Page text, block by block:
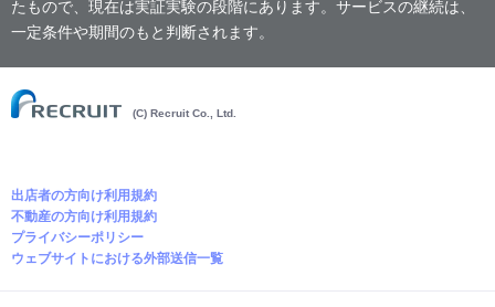
たもので、現在は実証実験の段階にあります。サービスの継続は、
一定条件や期間のもと判断されます。
(C) Recruit Co., Ltd.
出店者の方向け利用規約
不動産の方向け利用規約
プライバシーポリシー
ウェブサイトにおける外部送信一覧